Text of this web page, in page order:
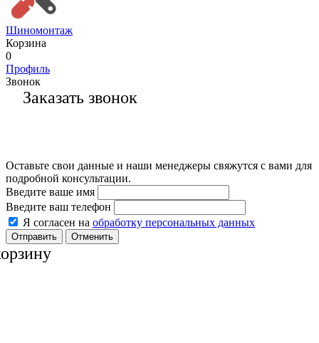
Шиномонтаж
Корзина
0
Профиль
Звонок
Заказать звонок
Оставьте свои данные и наши менеджеры свяжутся с вами для
подробной консультации.
Введите ваше имя
Введите ваш телефон
Я согласен на обработку персональных данных
Отменить